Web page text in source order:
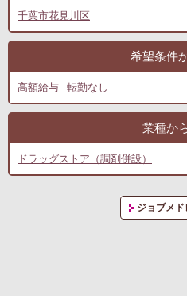
千葉市花見川区
希望条件
高額給与 転勤なし
業種か
ドラッグストア（調剤併設）
ジョブメ